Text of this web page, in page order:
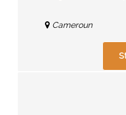
Cameroun